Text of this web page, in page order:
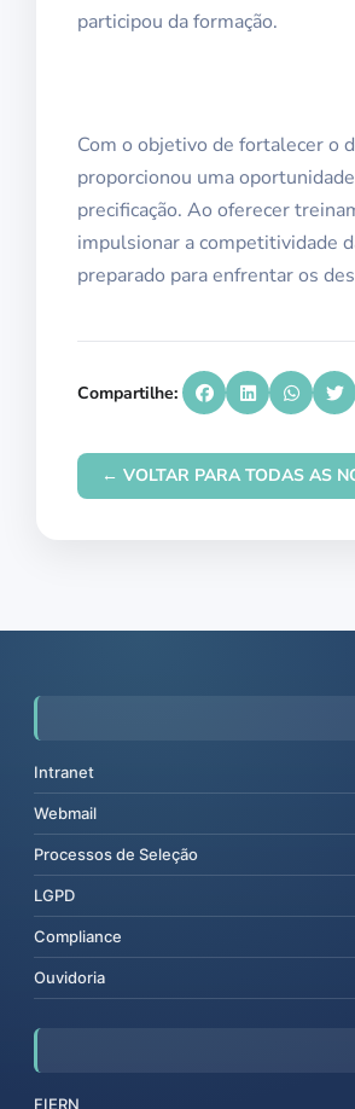
participou da formação.
Com o objetivo de fortalecer o
proporcionou uma
precificação. Ao oferecer
impulsionar a competitividade
preparado para enfrentar os
Compartilhe:
← VOLTAR PARA TODAS AS
Intranet
Webmail
Processos de Seleção
LGPD
Compliance
Ouvidoria
FIERN